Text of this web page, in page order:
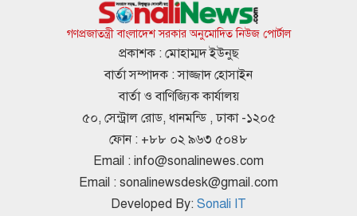
কুপ্রস্তাবে রাজি না হওয়ায় তরুণীকে চুরির
অপবাদ, চুল কেটে নির্যাতন
সাকিবের দেশে ফেরার কোনো সুযোগ নেই:
ক্রীড়া প্রতিমন্ত্রী
মন্ত্রী রিতা ও হুইপ দুলুর পথসভায় গুলির চেষ্টা,
অস্ত্রসহ যুবক আটক
গণপ্রজাতন্ত্রী বাংলাদেশ সরকার অনুমোদিত নিউজ পোর্টাল
প্রকাশক : মোহাম্মদ ইউনুছ
বার্তা সম্পাদক : সাজ্জাদ হোসাইন
বার্তা ও বাণিজ্যিক কার্যালয়
৫০, সেন্ট্রাল রোড, ধানমন্ডি , ঢাকা -১২০৫
ফোন : +৮৮ ০২ ৯৬৩ ৫০৪৮
Email : info@sonalinewes.com
Email : sonalinewsdesk@gmail.com
Developed By: Sonali IT